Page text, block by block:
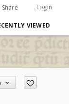
Share Login
VIEWED